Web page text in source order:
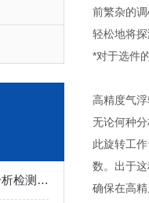
蚌埠滤清器厂的手持光谱分析检测枪，专查滤网是不是真304
前繁杂的
轻松地将
*对于选件
高精度气
无论何种
此旋转工
数。出于
确保在高